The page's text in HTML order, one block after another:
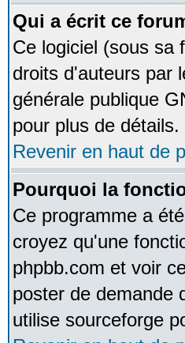
Qui a écrit ce
Ce logiciel (sous sa
droits d'auteurs par
générale publique
pour plus de détails.
Revenir en haut de
Pourquoi la
Ce programme a
croyez qu'une
phpbb.com et voir
poster de demande
utilise sourceforge